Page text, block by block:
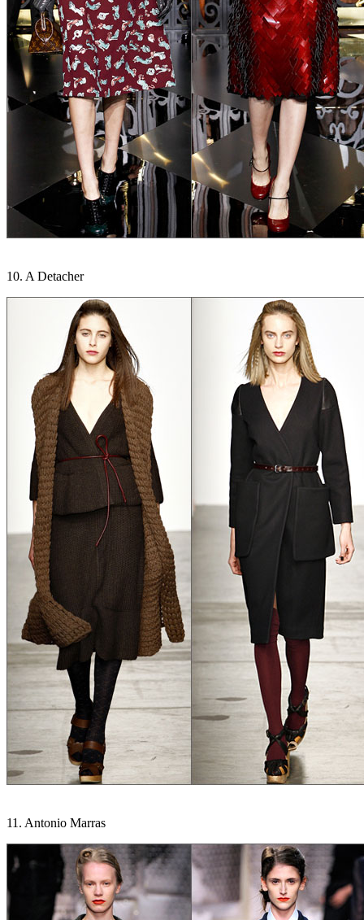
10. A Detacher
11. Antonio Marras